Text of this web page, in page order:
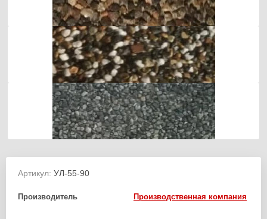
Артикул: УЛ-55-90
Производитель Производственная компания